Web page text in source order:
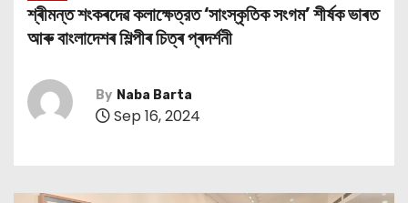
শ্ৰীমন্ত শংকৰদেৱ কলাক্ষেত্রত ‘সাংস্কৃতিক সংগম’ শীর্ষক ভাৰত
আৰু বাংলাদেশৰ শিল্পীৰ চিত্ৰ প্ৰদৰ্শনী
By Naba Barta
Sep 16, 2024